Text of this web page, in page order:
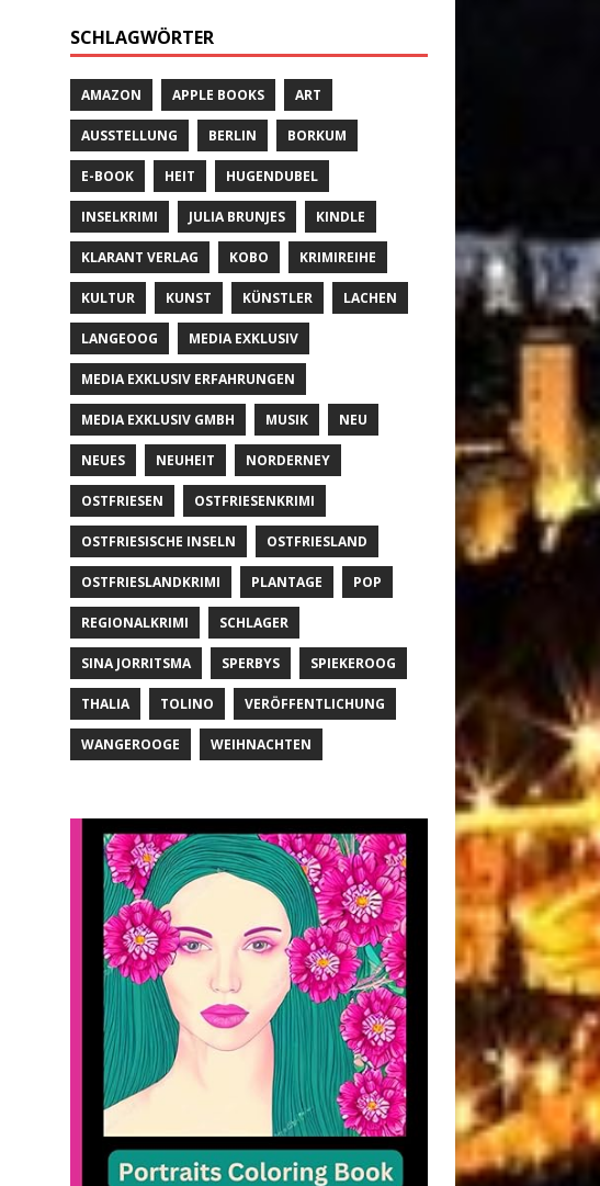
SCHLAGWÖRTER
AMAZON APPLE BOOKS ART
AUSSTELLUNG BERLIN BORKUM
E-BOOK HEIT HUGENDUBEL
INSELKRIMI JULIA BRUNJES KINDLE
KLARANT VERLAG KOBO KRIMIREIHE
KULTUR KUNST KÜNSTLER LACHEN
LANGEOOG MEDIA EXKLUSIV
MEDIA EXKLUSIV ERFAHRUNGEN
MEDIA EXKLUSIV GMBH MUSIK NEU
NEUES NEUHEIT NORDERNEY
OSTFRIESEN OSTFRIESENKRIMI
OSTFRIESISCHE INSELN OSTFRIESLAND
OSTFRIESLANDKRIMI PLANTAGE POP
REGIONALKRIMI SCHLAGER
SINA JORRITSMA SPERBYS SPIEKEROOG
THALIA TOLINO VERÖFFENTLICHUNG
WANGEROOGE WEIHNACHTEN